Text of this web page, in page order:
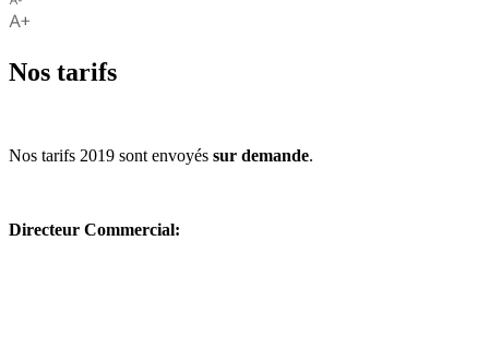
Nos tarifs
Nos tarifs 2019 sont envoyés sur demande.
Directeur Commercial: